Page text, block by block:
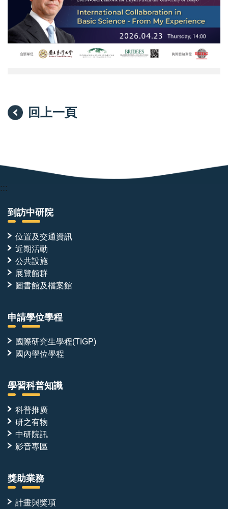
座-
網
頁
回上一頁
:::
到訪中研院
位置及交通資訊
近期活動
公共設施
展覽館群
圖書館及檔案館
申請學位學程
國際研究生學程(TIGP)
國內學位學程
學習科普知識
科普推廣
研之有物
中研院訊
影音專區
獎助業務
計畫與獎項